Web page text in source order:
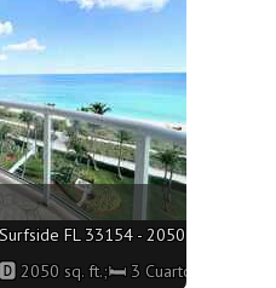
FL 33154 - 2050 sq. ft.;🛏 3
sq. ft.;🛏 3 Cuartos/🛁2